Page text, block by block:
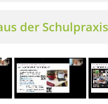
der Schulpraxis